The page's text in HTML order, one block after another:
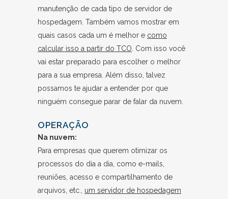
manutenção de cada tipo de servidor de
hospedagem. Também vamos mostrar em
quais casos cada um é melhor e como
calcular isso a partir do TCO . Com isso você
vai estar preparado para escolher o melhor
para a sua empresa. Além disso, talvez
possamos te ajudar a entender por que
ninguém consegue parar de falar da nuvem.
OPERAÇÃO
Na nuvem:
Para empresas que querem otimizar os
processos do dia a dia, como e-mails,
reuniões, acesso e compartilhamento de
arquivos, etc., um servidor de hospedagem